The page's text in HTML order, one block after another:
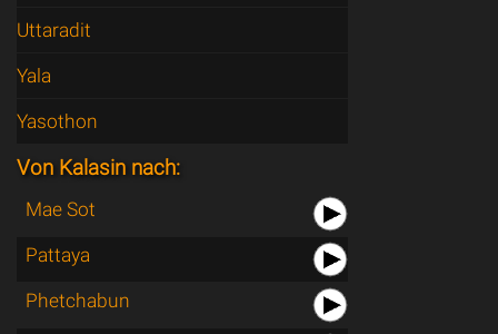
Uttaradit
Yala
Yasothon
Von Kalasin nach:
Mae Sot
Pattaya
Phetchabun